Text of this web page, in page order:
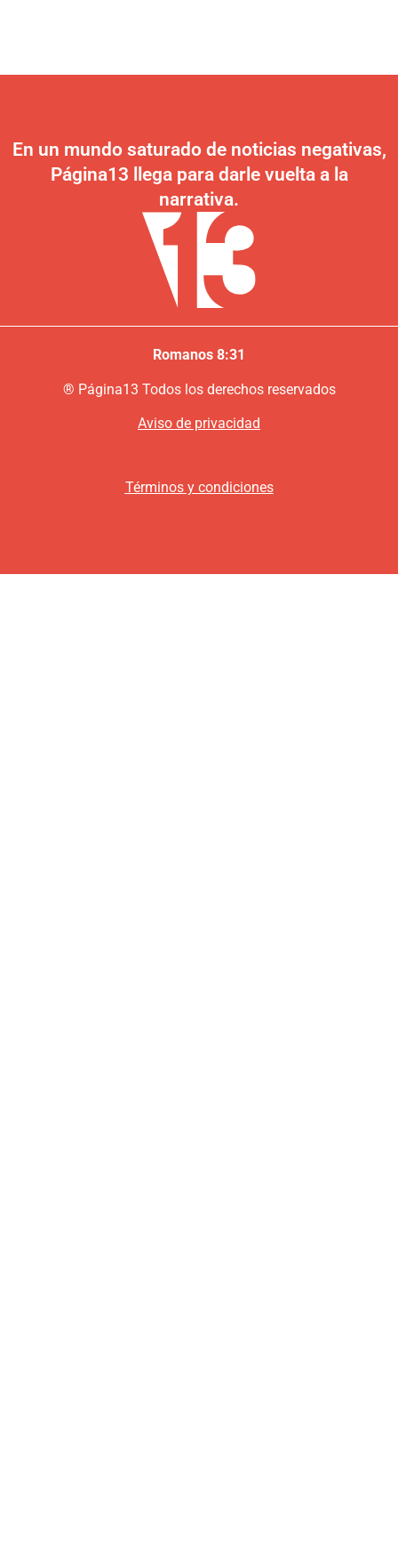
En un mundo saturado de noticias negativas,
Página13 llega para darle vuelta a la
narrativa.
Romanos 8:31
® Página13 Todos los derechos reservados
Aviso de privacidad
Términos y condiciones